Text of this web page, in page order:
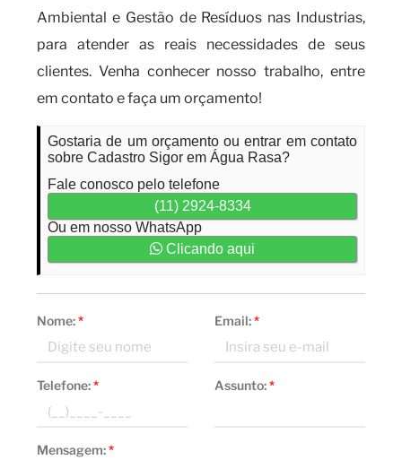
Ambiental e Gestão de Resíduos nas Industrias,
para atender as reais necessidades de seus
clientes. Venha conhecer nosso trabalho, entre
em contato e faça um orçamento!
Gostaria de um orçamento ou entrar em contato
sobre Cadastro Sigor em Água Rasa?
Fale conosco pelo telefone
(11) 2924-8334
Ou em nosso WhatsApp
Clicando aqui
Nome:* Email:*
Telefone:* Assunto:*
Mensagem:*